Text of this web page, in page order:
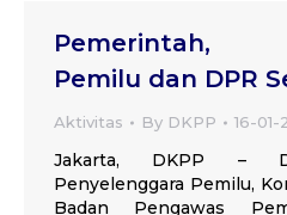
Pemerintah,
Pemilu dan DPR
Aktivitas By DKPP 16-01-
Jakarta, DKPP –
Penyelenggara Pemilu,
Badan Pengawas